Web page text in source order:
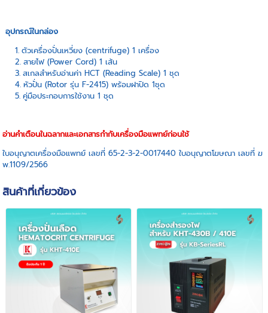
อุปกรณ์ในกล่อง
ตัวเครื่องปั่นเหวี่ยง (centrifuge) 1 เครื่อง
สายไฟ (Power Cord) 1 เส้น
สเกลสำหรับอ่านค่า HCT (Reading Scale) 1 ชุด
หัวปั่น (Rotor รุ่น F-2415) พร้อมฝาปิด 1ชุด
คู่มือประกอบการใช้งาน 1 ชุด
อ่านคำเตือนในฉลากและเอกสารกำกับเครื่องมือแพทย์ก่อนใช้
ใบอนุญาตเครื่องมือแพทย์ เลขที่ 65-2-3-2-0017440 ใบอนุญาตโฆษณา เลขที่ ฆ
พ.1109/2566
สินค้าที่เกี่ยวข้อง